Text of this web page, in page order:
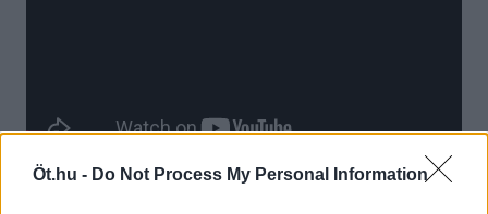
Öt.hu - Do Not Process My Personal Information
időskori, nosztalgikus
McCartney visszanéz arra az útra,